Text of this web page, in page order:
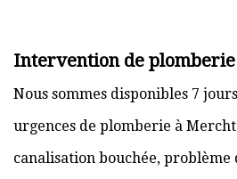
Intervention de
Nous sommes disponibles 7
urgences de plomberie à
canalisation bouchée,